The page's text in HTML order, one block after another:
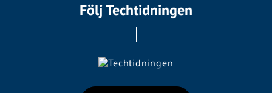
Följ Techtidningen